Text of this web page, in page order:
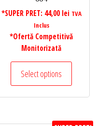
*SUPER PRET: 44,00 lei TVA
Inclus
*Ofertă Competitivă
Monitorizată
Select options